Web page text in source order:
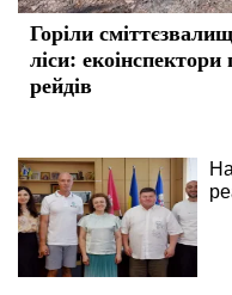
Горіли
ліси:
рейдів